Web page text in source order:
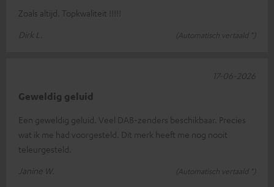
Zoals altijd. Topkwaliteit !!!!!
Dirk L.
(Automatisch vertaald *)
Geweldig geluid
Een geweldig geluid. Veel DAB-zenders beschikbaar. Precies
wat ik me had voorgesteld. Dit merk heeft me nog nooit
teleurgesteld.
Janine W.
(Automatisch vertaald *)
17-06-2026